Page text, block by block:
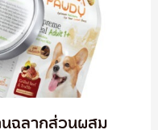
ฉลากส่วนผสม